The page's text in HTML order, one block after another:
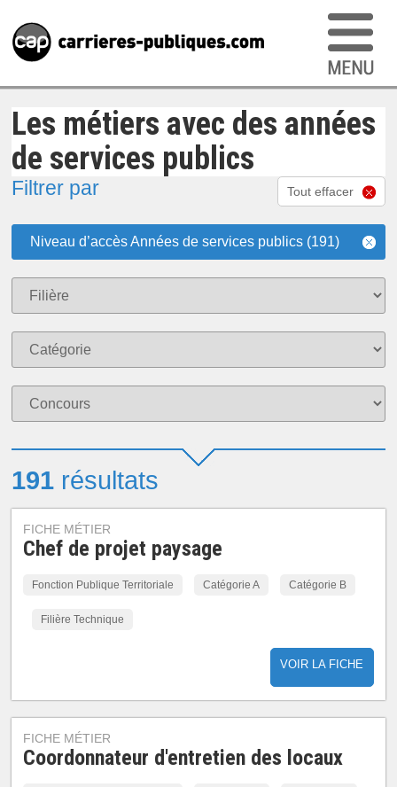
Les métiers avec des années
de services publics
Filtrer par Tout effacer
Niveau d’accès Années de services publics (191)
191 résultats
FICHE MÉTIER
Chef de projet paysage
Fonction Publique Territoriale Catégorie A Catégorie B
Filière Technique
VOIR LA FICHE
FICHE MÉTIER
Coordonnateur d'entretien des locaux